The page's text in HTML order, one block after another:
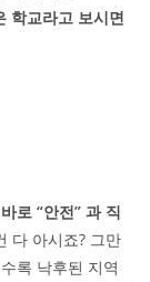
학교라고 보시면
로 “안전” 과 직
다 아시죠? 그만
록 낙후된 지역